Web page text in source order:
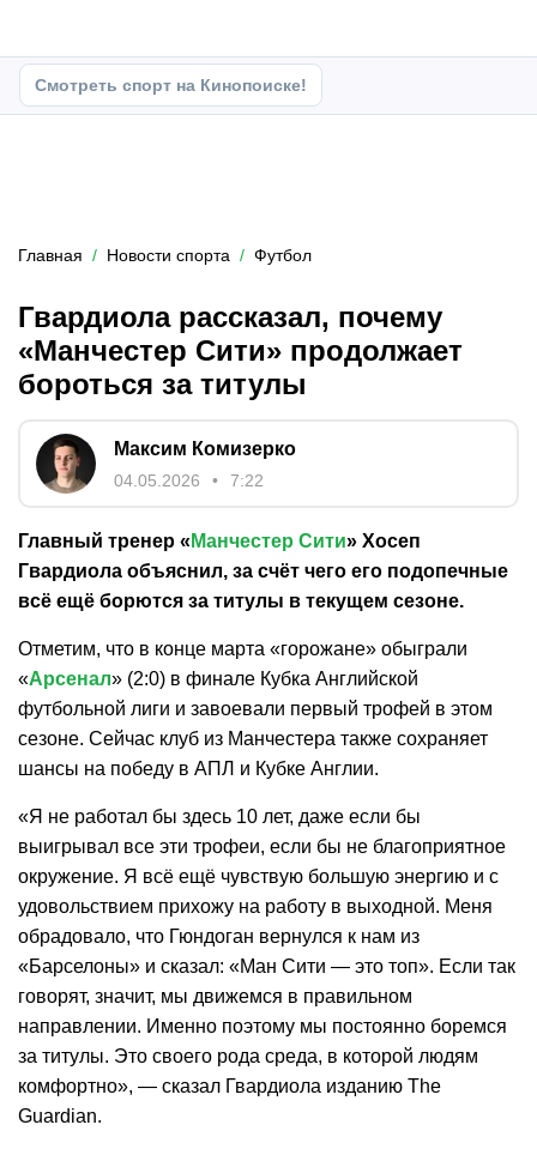
Смотреть спорт на Кинопоиске!
Главная Новости спорта Футбол
Гвардиола рассказал, почему
«Манчестер Сити» продолжает
бороться за титулы
Максим Комизерко
04.05.2026 7:22
Главный тренер « Манчестер Сити» Хосеп
Гвардиола объяснил, за счёт чего его подопечные
всё ещё борются за титулы в текущем сезоне.
Отметим, что в конце марта «горожане» обыграли
«Арсенал» (2:0) в финале Кубка Английской
футбольной лиги и завоевали первый трофей в этом
сезоне. Сейчас клуб из Манчестера также сохраняет
шансы на победу в АПЛ и Кубке Англии.
«Я не работал бы здесь 10 лет, даже если бы
выигрывал все эти трофеи, если бы не благоприятное
окружение. Я всё ещё чувствую большую энергию и с
удовольствием прихожу на работу в выходной. Меня
обрадовало, что Гюндоган вернулся к нам из
«Барселоны» и сказал: «Ман Сити — это топ». Если так
говорят, значит, мы движемся в правильном
направлении. Именно поэтому мы постоянно боремся
за титулы. Это своего рода среда, в которой людям
комфортно», — сказал Гвардиола изданию The
Guardian.